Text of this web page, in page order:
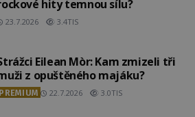
hity temnou sílu?
23.7.2026 3.4TIS
Eilean Mòr: Kam zmizeli tři
z opuštěného majáku?
PREMIUM 22.7.2026 3.0TIS